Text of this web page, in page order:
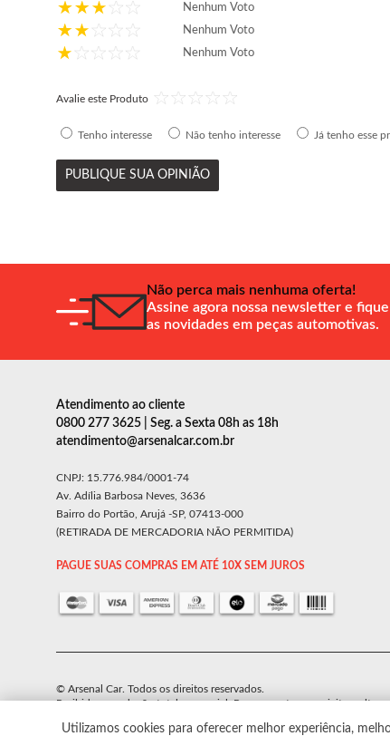
Nenhum Voto
Nenhum Voto
Nenhum Voto
Avalie este Produto
Tenho interesse Não tenho interesse Já tenho esse
PUBLIQUE SUA OPINIÃO
Não perca mais nenhuma oferta!
Assine agora nossa newsletter e
as novidades em peças automotivas.
Utilizamos cookies para oferecer melhor experiência,
Atendimento ao cliente
0800 277 3625 | Seg. a Sexta 08h as 18h
atendimento@arsenalcar.com.br
CNPJ: 15.776.984/0001-74
Av. Adília Barbosa Neves, 3636
Bairro do Portão, Arujá -SP, 07413-000
(RETIRADA DE MERCADORIA NÃO PERMITIDA)
PAGUE SUAS COMPRAS EM ATÉ 10X SEM JUROS
© Arsenal Car. Todos os direitos reservados.
Proibida reprodução total ou parcial. Preços e estoque sujeito a